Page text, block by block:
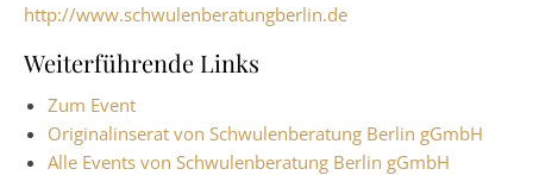
http://www.schwulenberatungberlin.de
Weiterführende Links
Zum Event
Originalinserat von Schwulenberatung Berlin gGmbH
Alle Events von Schwulenberatung Berlin gGmbH